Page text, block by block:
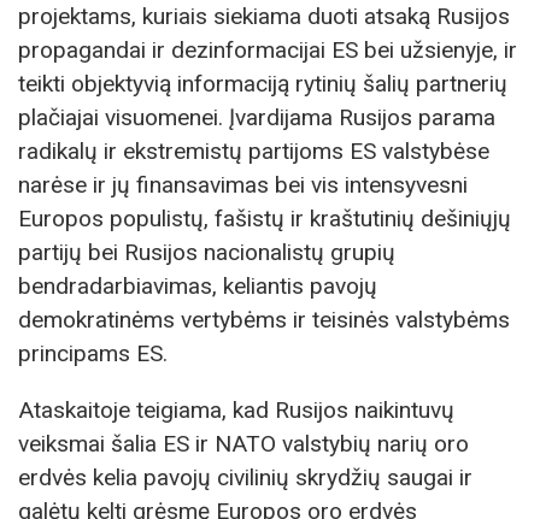
projektams, kuriais siekiama duoti atsaką Rusijos
propagandai ir dezinformacijai ES bei užsienyje, ir
teikti objektyvią informaciją rytinių šalių partnerių
plačiajai visuomenei. Įvardijama Rusijos parama
radikalų ir ekstremistų partijoms ES valstybėse
narėse ir jų finansavimas bei vis intensyvesni
Europos populistų, fašistų ir kraštutinių dešiniųjų
partijų bei Rusijos nacionalistų grupių
bendradarbiavimas, keliantis pavojų
demokratinėms vertybėms ir teisinės valstybėms
principams ES.
Ataskaitoje teigiama, kad Rusijos naikintuvų
veiksmai šalia ES ir NATO valstybių narių oro
erdvės kelia pavojų civilinių skrydžių saugai ir
galėtų kelti grėsmę Europos oro erdvės